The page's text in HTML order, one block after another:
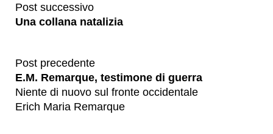
Post successivo
Una collana natalizia
Post precedente
E.M. Remarque, testimone di guerra
Niente di nuovo sul fronte occidentale
Erich Maria Remarque